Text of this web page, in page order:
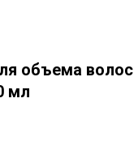
объема волос
мл